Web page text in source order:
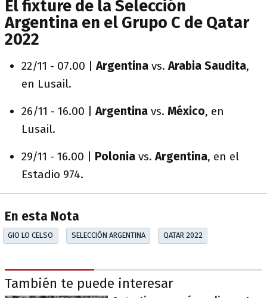
El fixture de la Selección
Argentina en el Grupo C de Qatar
2022
22/11 - 07.00 |Argentina vs.Arabia Saudita,
en Lusail.
26/11 - 16.00 |Argentina vs. México, en
Lusail.
29/11 - 16.00 | Polonia vs.Argentina, en el
Estadio 974.
En esta Nota
GIO LO CELSO SELECCIÓN ARGENTINA QATAR 2022
También te puede interesar